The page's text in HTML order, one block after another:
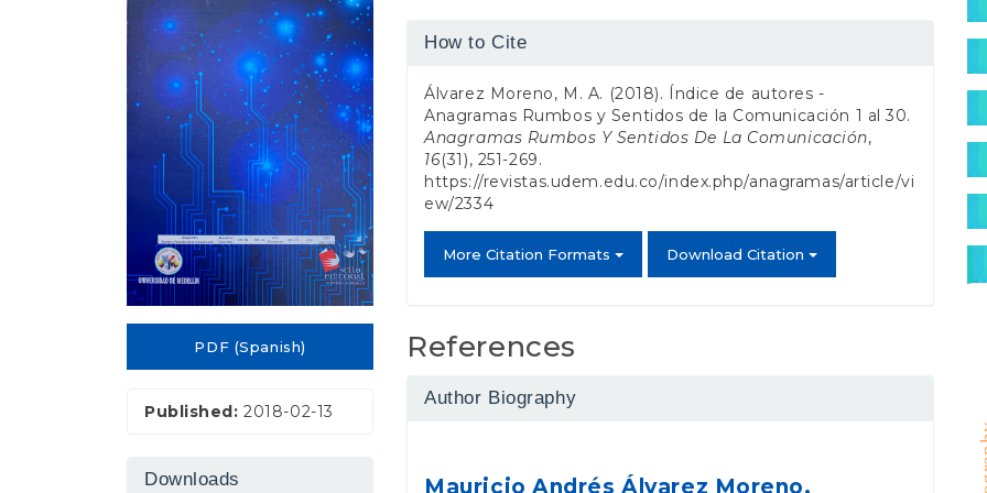
PDF (Spanish)
Published:2018-02-13
Downloads
Content
Article
How to Cite
Álvarez Moreno, M. A. (2018). Índice de autores -
Anagramas Rumbos y Sentidos de la Comunicación 1 al 30.
Anagramas Rumbos Y Sentidos De La Comunicación,
16(31), 251-269.
https://revistas.udem.edu.co/index.php/anagramas/article/vi
ew/2334
More Citation Formats Download Citation
References
Author Biography
Mauricio Andrés Álvarez Moreno,